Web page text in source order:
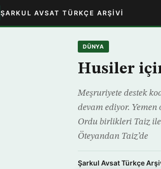
ŞARKUL AVSAT TÜRKÇE ARŞIVI
DÜNYA
Husiler
Meşruriyete destek
devam ediyor.
Ordu birlikleri Taiz ile
Öteyandan Taiz’de
Şarkul Avsat Türkçe